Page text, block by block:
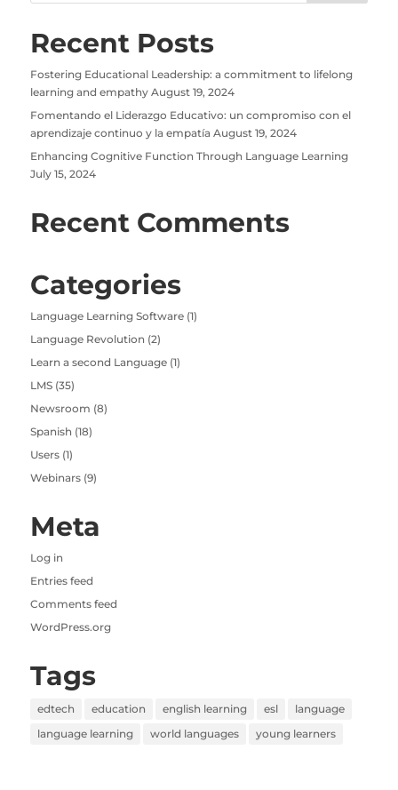
Recent Posts
Fostering Educational Leadership: a commitment to lifelong
learning and empathy August 19, 2024
Fomentando el Liderazgo Educativo: un compromiso con el
aprendizaje continuo y la empatía August 19, 2024
Enhancing Cognitive Function Through Language Learning
July 15, 2024
Recent Comments
Categories
Language Learning Software(1)
Language Revolution (2)
Learn a second Language(1)
LMS(35)
Newsroom (8)
Spanish (18)
Users(1)
Webinars(9)
Meta
Log in
Entries feed
Comments feed
WordPress.org
Tags
edtech education english learning esl
language
language learning
world languages young learners